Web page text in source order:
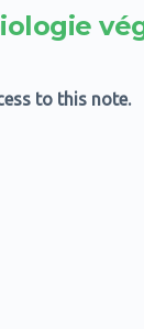
to this note.